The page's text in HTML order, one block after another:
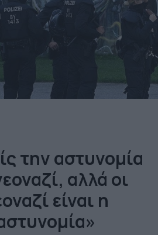
την αστυνομία
αλλά οι
είναι η